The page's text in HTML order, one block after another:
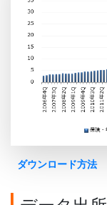
ダウンロード方法